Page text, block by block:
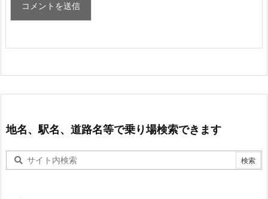
地名、駅名、道路名等で乗り場検索できます